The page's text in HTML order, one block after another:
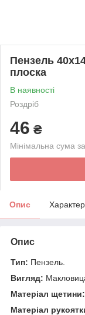
Пензель
плоска
В наявності
Роздріб
46 ₴
Мінімальна сума
Опис
Опис
Тип: Пензель.
Вигляд:
Матеріал щетини:
Матеріал